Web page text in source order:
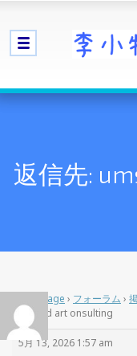
返信先:
Home Page › フォーラム ›
ums and art onsulting
5月 13, 2026 1:57 am